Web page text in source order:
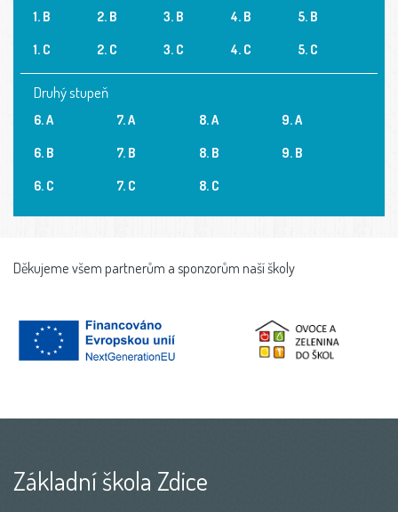
1. B
1. C
2. B
2. C
3. B
3. C
4. B
4. C
5. B
5. C
Druhý stupeň
6. A
6. B
6. C
7. A
7. B
7. C
8. A
8. B
8. C
9. A
9. B
Děkujeme všem partnerům a sponzorům naší školy
Základní škola Zdice